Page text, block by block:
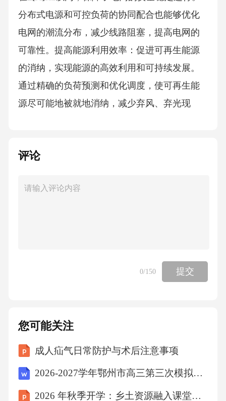
评论
0/150 提交
您可能关注
成人疝气日常防护与术后注意事项
2026-2027学年鄂州市高三第三次模拟考试物理试卷（含答案解析）
2026 年秋季开学：乡土资源融入课堂教学培训